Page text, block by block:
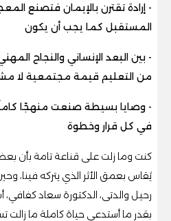
- إرادة تقترن بالإيمان فتصنع
المستقبل كما يجب أن يكون
- بين البعد الإنساني والنجاح
من التعليم قيمة مجتمعية لا
- وصايا بسيطة صنعت منهجًا
في كل قرار وخطوة
كنت وما زلت على قناعة تامة بأن
يُقاس بعمق الأثر الذي يتركه فينا،
رحيل والدتى، الدكتورة سعاد كفافي،
بقدر ما أستدعي حياة كاملة ما زالت